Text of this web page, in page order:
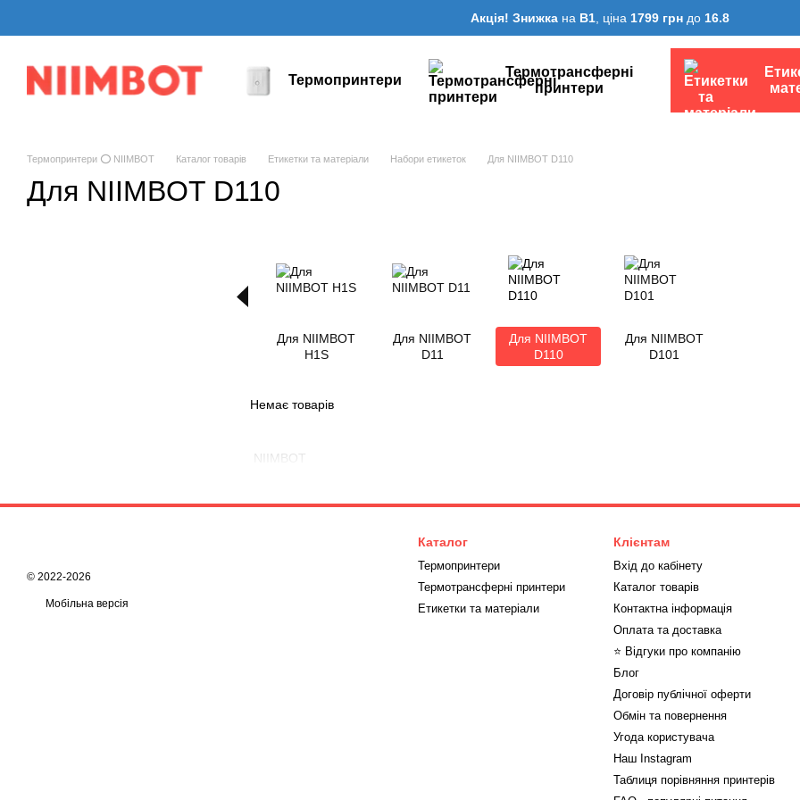
Акція! Знижка на B1 , ціна 1799 грн до 16.8
Термопринтери
Термотрансферні
принтери
Термопринтери ⭕ NIIMBOT Каталог товарів Етикетки та матеріали Набори етикеток Для NIIMBOT D110
Для NIIMBOT D110
NIIMBOT
Для NIIMBOT
H1S
Для NIIMBOT
D11
Для NIIMBOT
D110
Для NIIMBOT
D101
Немає товарів
© 2022-2026
Мобільна версія
Каталог
Термопринтери
Термотрансферні принтери
Етикетки та матеріали
Клієнтам
Вхід до кабінету
Каталог товарів
Контактна інформація
Оплата та доставка
⭐ Відгуки про компанію
Блог
Договір публічної оферти
Обмін та повернення
Угода користувача
Наш Instagram
Таблиця порівняння принтерів